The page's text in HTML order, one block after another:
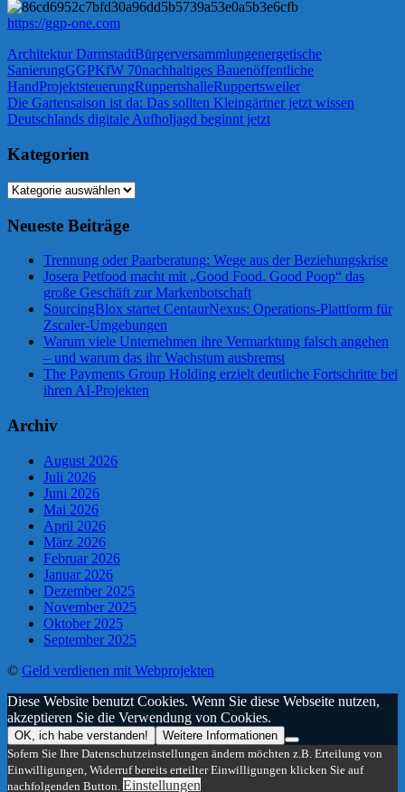
https://ggp-one.com
Architektur DarmstadtBürgerversammlungenergetische
SanierungGGPKfW 70nachhaltiges Bauenöffentliche
HandProjektsteuerungRuppertshalleRuppertsweiler
Beitragsnavigation
Vorheriger
Beitrag:
Die Gartensaison ist da: Das sollten Kleingärtner jetzt wissen
Nächster
Deutschlands digitale Aufholjagd beginnt jetzt
Kategorien
Kategorien
Neueste Beiträge
Trennung oder Paarberatung: Wege aus der Beziehungskrise
Josera Petfood macht mit „Good Food. Good Poop“ das
große Geschäft zur Markenbotschaft
SourcingBlox startet CentaurNexus: Operations-Plattform für
Zscaler-Umgebungen
Warum viele Unternehmen ihre Vermarktung falsch angehen
– und warum das ihr Wachstum ausbremst
The Payments Group Holding erzielt deutliche Fortschritte bei
ihren AI-Projekten
Archiv
August 2026
Juli 2026
Juni 2026
Mai 2026
April 2026
März 2026
Februar 2026
Januar 2026
Dezember 2025
November 2025
Oktober 2025
September 2025
© Geld verdienen mit Webprojekten
Diese Website benutzt Cookies. Wenn Sie diese Webseite nutzen,
akzeptieren Sie die Verwendung von Cookies.
OK, ich habe verstanden!
Weitere Informationen
Sofern Sie Ihre Datenschutzeinstellungen ändern möchten z.B. Erteilung von
Einwilligungen, Widerruf bereits erteilter Einwilligungen klicken Sie auf
nachfolgenden Button. Einstellungen